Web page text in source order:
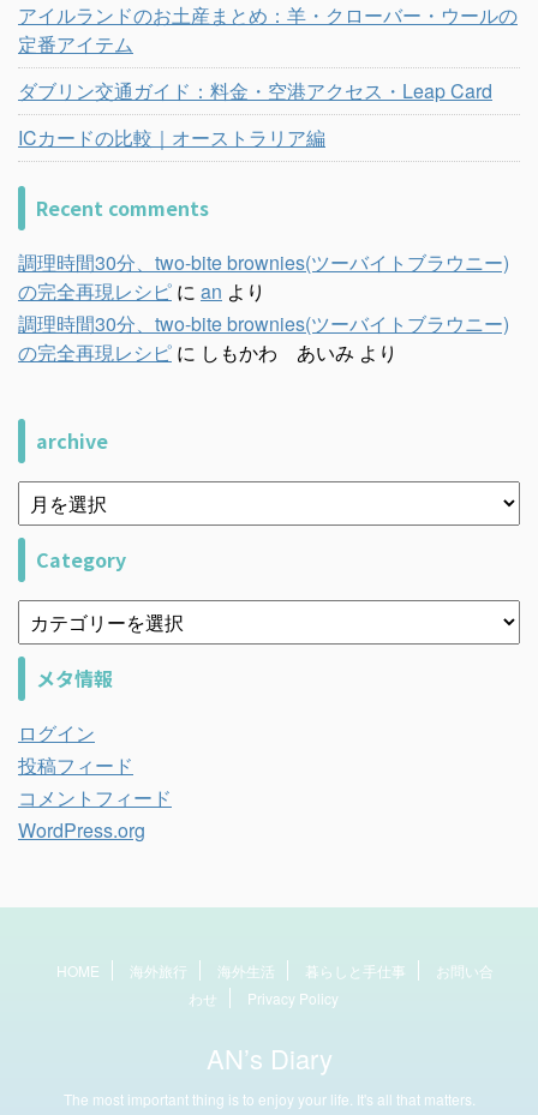
アイルランドのお土産まとめ：羊・クローバー・ウールの
定番アイテム
ダブリン交通ガイド：料金・空港アクセス・Leap Card
ICカードの比較｜オーストラリア編
Recent comments
調理時間30分、two-bite brownies(ツーバイトブラウニー)
の完全再現レシピ に an より
調理時間30分、two-bite brownies(ツーバイトブラウニー)
の完全再現レシピ に しもかわ あいみ より
archive
Category
メタ情報
ログイン
投稿フィード
コメントフィード
WordPress.org
HOME 海外旅行 海外生活 暮らしと手仕事
お問い合
わせ
Privacy Policy
AN’s Diary
The most important thing is to enjoy your life. It's all that matters.